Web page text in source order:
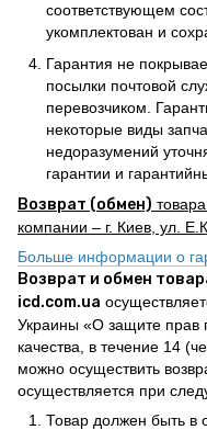
соответствующем
укомплектован и
Гарантия не
посылки почтовой
перевозчиком.
некоторые виды
недоразумений
гарантии и
Возврат (обмен)
компании – г. Киев, ул.
Больше информации о
Возврат и обмен
icd.com.ua
Украины «О защите прав
качества, в течение 14
можно осуществить
осуществляется при
Товар должен быть в